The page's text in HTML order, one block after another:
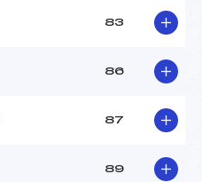
83
86
87
89